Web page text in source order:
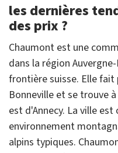
les dernières
des prix ?
Chaumont est une
dans la région
frontière suisse. Elle
Bonneville et se trouve
est d'Annecy. La ville
environnement
alpins typiques.